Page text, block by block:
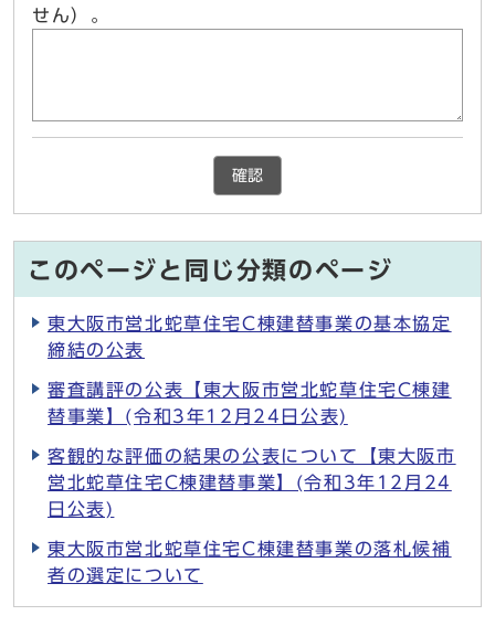
せん）。
確認
このページと同じ分類のページ
東大阪市営北蛇草住宅C棟建替事業の基本協定
締結の公表
審査講評の公表【東大阪市営北蛇草住宅C棟建
替事業】(令和3年12月24日公表)
客観的な評価の結果の公表について【東大阪市
営北蛇草住宅C棟建替事業】(令和3年12月24
日公表)
東大阪市営北蛇草住宅C棟建替事業の落札候補
者の選定について